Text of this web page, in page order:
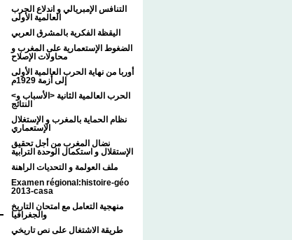
التنافس الإمبريالي و اندلاع الحرب
العالمية الأولى
اليقظة الفكرية بالمشرق العربي
الضغوط الإستعمارية على المغرب و
محاولات الإصلاح
أوربا من نهاية الحرب العالمية الأولى
إلى أزمة 1929م
<الحرب العالمية الثانية <الأسباب و
النتائج
نظام الحماية بالمغرب و الإستغلال
الإستعماري
نضال المغرب من أجل تحقيق
الإستقلال و استكمال الوحدة الترابية
ملف العولمة و التحديات الراهنة
Examen régional:histoire-géo
2013-casa
منهجية التعامل مع امتحان التاريخ
والجغرافيا
طريقة الاشتغال على نص تاريخي